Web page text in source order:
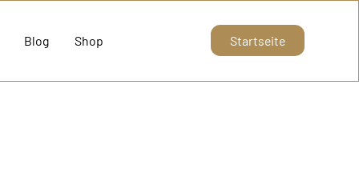
Blog Shop Startseite